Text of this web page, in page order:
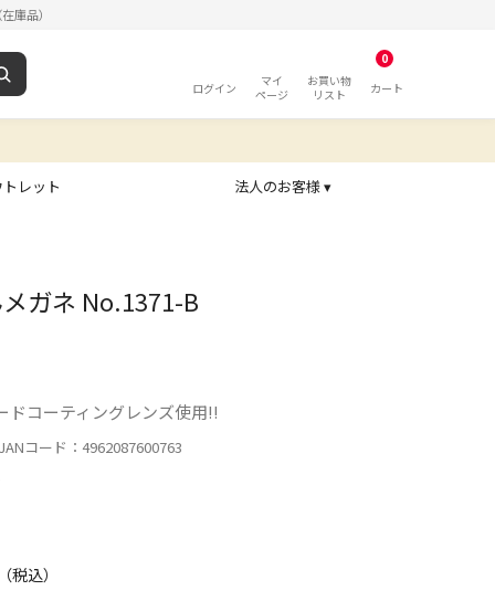
庫品）
ログイン
マイ
ページ
お買い物
リスト
0
カート
レット 法人のお客様 ▾
ガネ No.1371-B
ドコーティングレンズ使用!!
コード：4962087600763
（税込）